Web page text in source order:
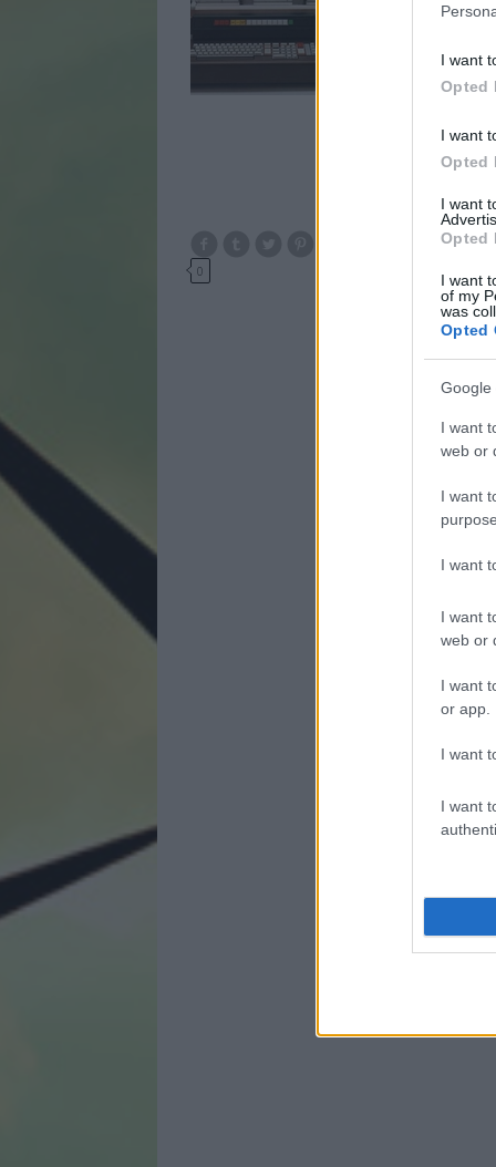
I want
Opted
I want
Opted
I want
Opted
I want
of my
was
Opted
Google
I want
web or
I want
I want
I want
web or
I want
or app.
I want
I want
svájci és osztrák
0